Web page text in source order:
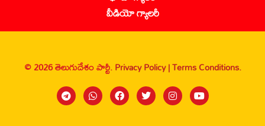
వీడియో గ్యాలరీ
© 2026 తెలుగుదేశం పార్టీ.Privacy Policy |Terms Conditions.